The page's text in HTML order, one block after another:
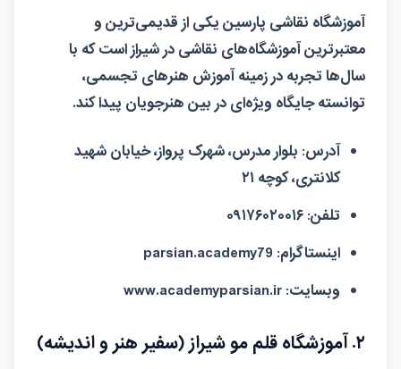
آموزشگاه نقاشی پارسین یکی از قدیمی‌ترین و
معتبرترین آموزشگاه‌های نقاشی در شیراز است که با
سال‌ها تجربه در زمینه آموزش هنرهای تجسمی،
توانسته جایگاه ویژه‌ای در بین هنرجویان پیدا کند.
آدرس: بلوار مدرس، شهرک پرواز، خیابان شهید
کلانتری، کوچه ۲۱
تلفن:
اینستاگرام:
وبسایت:
۲. آموزشگاه قلم مو شیراز (سفیر هنر و اندیشه)